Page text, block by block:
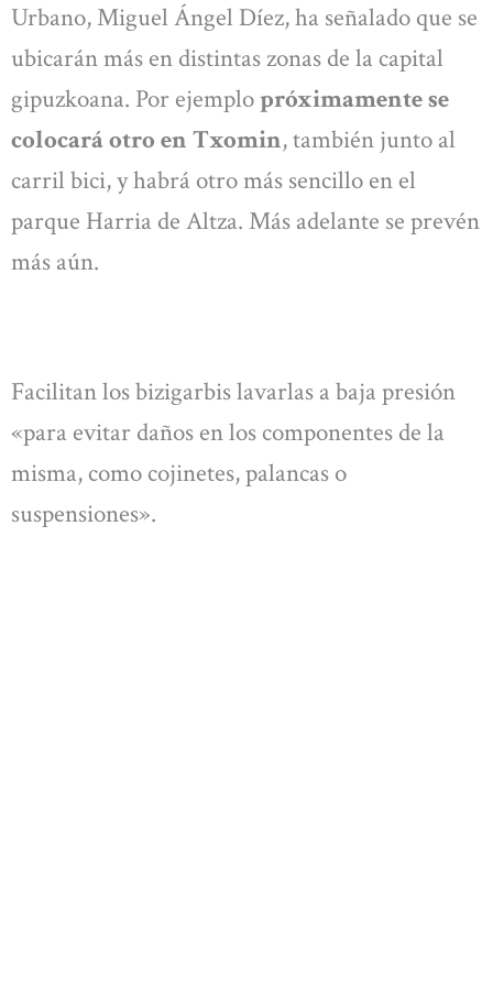
Urbano, Miguel Ángel Díez, ha señalado que se
ubicarán más en distintas zonas de la capital
gipuzkoana. Por ejemplopróximamente se
colocará otro en Txomin, también junto al
carril bici, y habrá otro más sencillo en el
parque Harria de Altza. Más adelante se prevén
más aún.
Facilitan los bizigarbis lavarlas a baja presión
«para evitar daños en los componentes de la
misma, como cojinetes, palancas o
suspensiones».